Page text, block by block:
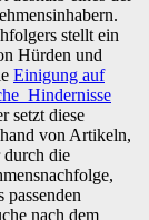
stellt ein
Hürden und
Einigung auf
Hindernisse
setzt diese
von Artikeln,
durch die
passenden
nach dem